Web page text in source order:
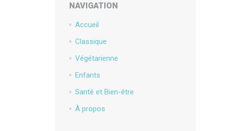
NAVIGATION
Accueil
Classique
Végétarienne
Enfants
Santé et Bien-être
À propos